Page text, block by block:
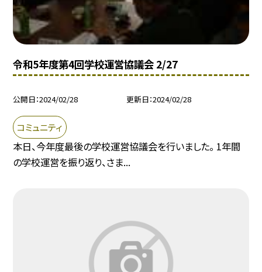
令和5年度第4回学校運営協議会 2/27
公開日 2024/02/28 更新日 2024/02/28
コミュニティ
本日、今年度最後の学校運営協議会を行いました。 1年間
の学校運営を振り返り、さま...